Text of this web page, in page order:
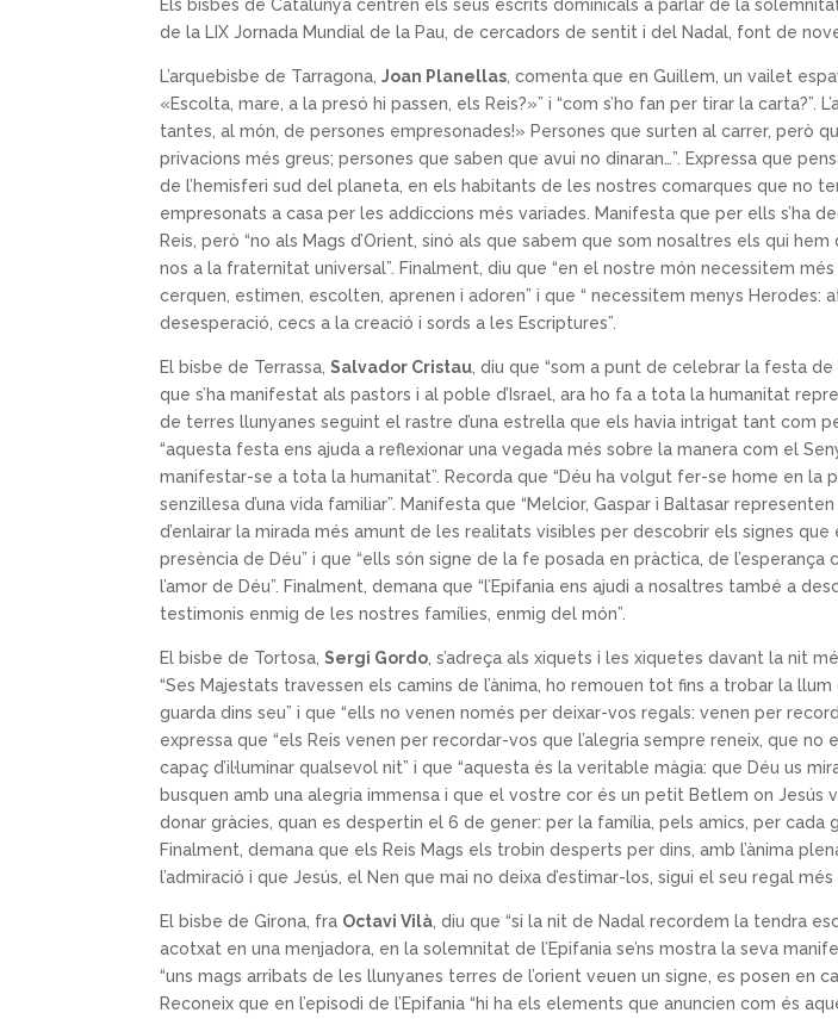
Els bisbes de Catalunya centren els seus escrits dominicals a parlar de la
de la LIX Jornada Mundial de la Pau, de cercadors de sentit i del Nadal, font de
L’arquebisbe de Tarragona,Joan Planellas , comenta que en Guillem, un vailet
«Escolta, mare, a la presó hi passen, els Reis?»” i “com s’ho fan per tirar la carta?”.
tantes, al món, de persones empresonades!» Persones que surten al carrer, però
privacions més greus; persones que saben que avui no dinaran…”. Expressa que
de l’hemisferi sud del planeta, en els habitants de les nostres comarques que no
empresonats a casa per les addiccions més variades. Manifesta que per ells s’ha
Reis, però “no als Mags d’Orient, sinó als que sabem que som nosaltres els qui
nos a la fraternitat universal”. Finalment, diu que “en el nostre món necessitem
cerquen, estimen, escolten, aprenen i adoren” i que “ necessitem menys Herodes:
desesperació, cecs a la creació i sords a les Escriptures”.
El bisbe de Terrassa,Salvador Cristau , diu que “som a punt de celebrar la festa de
que s’ha manifestat als pastors i al poble d’Israel, ara ho fa a tota la humanitat
de terres llunyanes seguint el rastre d’una estrella que els havia intrigat tant com
“aquesta festa ens ajuda a reflexionar una vegada més sobre la manera com el
manifestar-se a tota la humanitat”. Recorda que “Déu ha volgut fer-se home en la
senzillesa d’una vida familiar”. Manifesta que “Melcior, Gaspar i Baltasar
d’enlairar la mirada més amunt de les realitats visibles per descobrir els signes
presència de Déu” i que “ells són signe de la fe posada en pràctica, de l’esperança
l’amor de Déu”. Finalment, demana que “l’Epifania ens ajudi a nosaltres també a
testimonis enmig de les nostres famílies, enmig del món”.
El bisbe de Tortosa,Sergi Gordo , s’adreça als xiquets i les xiquetes davant la nit
“Ses Majestats travessen els camins de l’ànima, ho remouen tot fins a trobar la
guarda dins seu” i que “ells no venen només per deixar-vos regals: venen per
expressa que “els Reis venen per recordar-vos que l’alegria sempre reneix, que no
capaç d’il·luminar qualsevol nit” i que “aquesta és la veritable màgia: que Déu us
busquen amb una alegria immensa i que el vostre cor és un petit Betlem on Jesús
donar gràcies, quan es despertin el 6 de gener: per la família, pels amics, per cada
Finalment, demana que els Reis Mags els trobin desperts per dins, amb l’ànima
l’admiració i que Jesús, el Nen que mai no deixa d’estimar-los, sigui el seu regal més
El bisbe de Girona, fra Octavi Vilà , diu que “si la nit de Nadal recordem la tendra
acotxat en una menjadora, en la solemnitat de l’Epifania se’ns mostra la seva
“uns mags arribats de les llunyanes terres de l’orient veuen un signe, es posen en
Reconeix que en l’episodi de l’Epifania “hi ha els elements que anuncien com és